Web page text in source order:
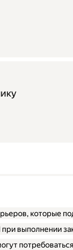
которые
выполнении